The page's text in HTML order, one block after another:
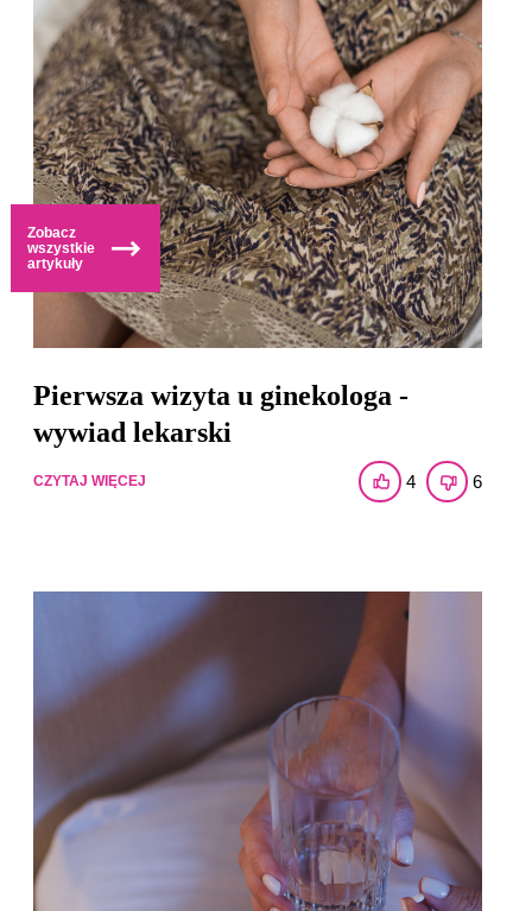
Pierwsza wizyta u ginekologa -
wywiad lekarski
CZYTAJ WIĘCEJ 4 6
Zobacz
wszystkie
artykuły